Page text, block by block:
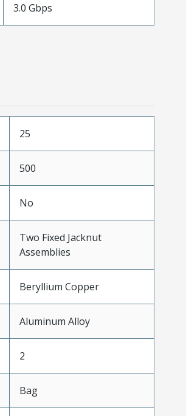
3.0 Gbps
25
500
No
Two Fixed Jacknut
Assemblies
Beryllium Copper
Aluminum Alloy
2
Bag